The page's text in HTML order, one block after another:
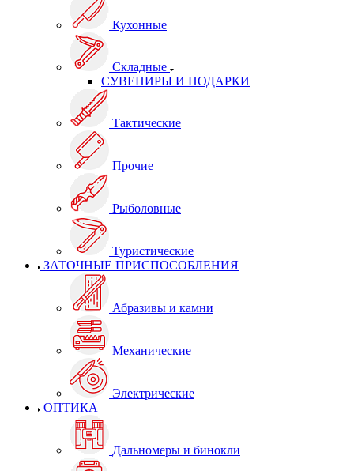
Кухонные
Складные
СУВЕНИРЫ И ПОДАРКИ
Тактические
Прочие
Рыболовные
Туристические
ЗАТОЧНЫЕ ПРИСПОСОБЛЕНИЯ
Абразивы и камни
Механические
Электрические
ОПТИКА
Дальномеры и бинокли